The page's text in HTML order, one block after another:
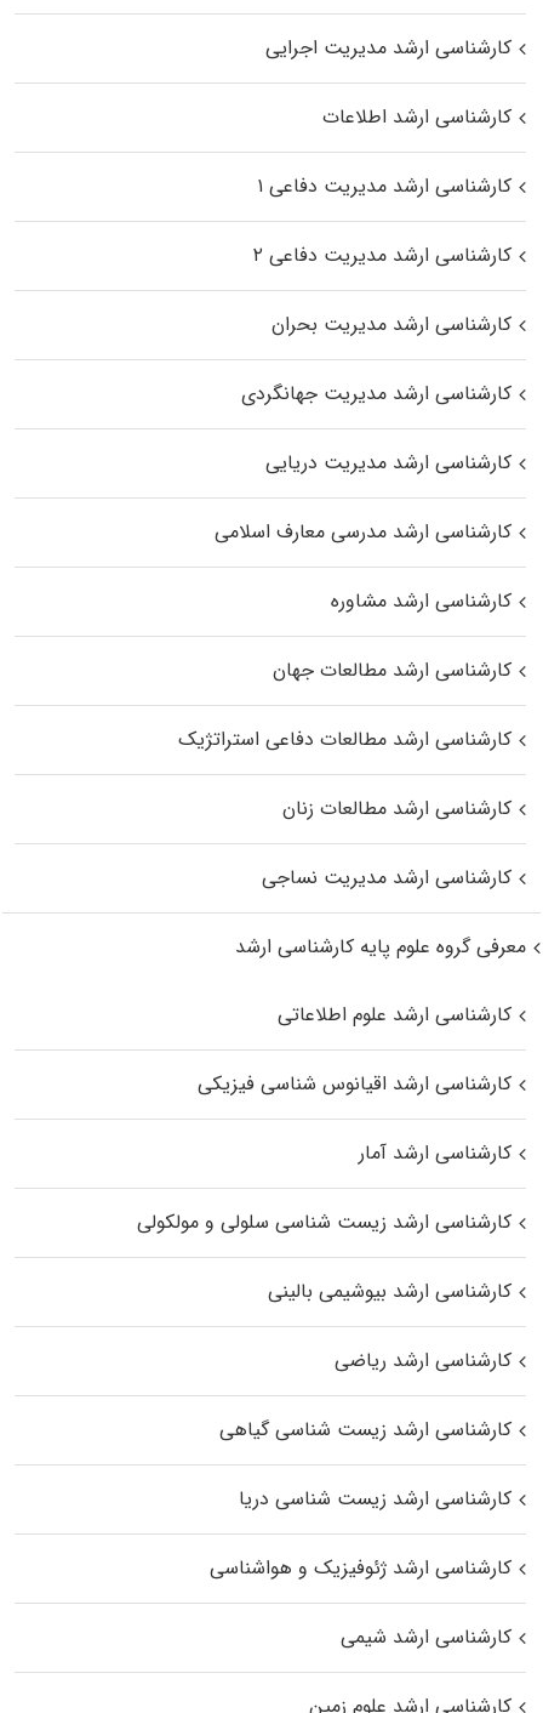
کارشناسی ارشد مدیریت اجرایی
کارشناسی ارشد اطلاعات
کارشناسی ارشد مدیریت دفاعی ۱
کارشناسی ارشد مدیریت دفاعی ۲
کارشناسی ارشد مدیریت بحران
کارشناسی ارشد مدیریت جهانگردی
کارشناسی ارشد مدیریت دریایی
کارشناسی ارشد مدرسی معارف اسلامی
کارشناسی ارشد مشاوره
کارشناسی ارشد مطالعات جهان
کارشناسی ارشد مطالعات دفاعی استراتژیک
کارشناسی ارشد مطالعات زنان
کارشناسی ارشد مدیریت نساجی
معرفی گروه علوم پایه کارشناسی ارشد
کارشناسی ارشد علوم اطلاعاتی
کارشناسی ارشد اقیانوس‌ شناسی فیزیکی
کارشناسی ارشد آمار
کارشناسی ارشد زیست شناسی سلولی و مولکولی
کارشناسی ارشد بیوشیمی بالینی
کارشناسی ارشد ریاضی
کارشناسی ارشد زیست‌ شناسی گیاهی
کارشناسی ارشد زیست‌ شناسی دریا
کارشناسی ارشد ژئوفیزیک و هواشناسی
کارشناسی ارشد شیمی
کارشناسی ارشد علوم زمین